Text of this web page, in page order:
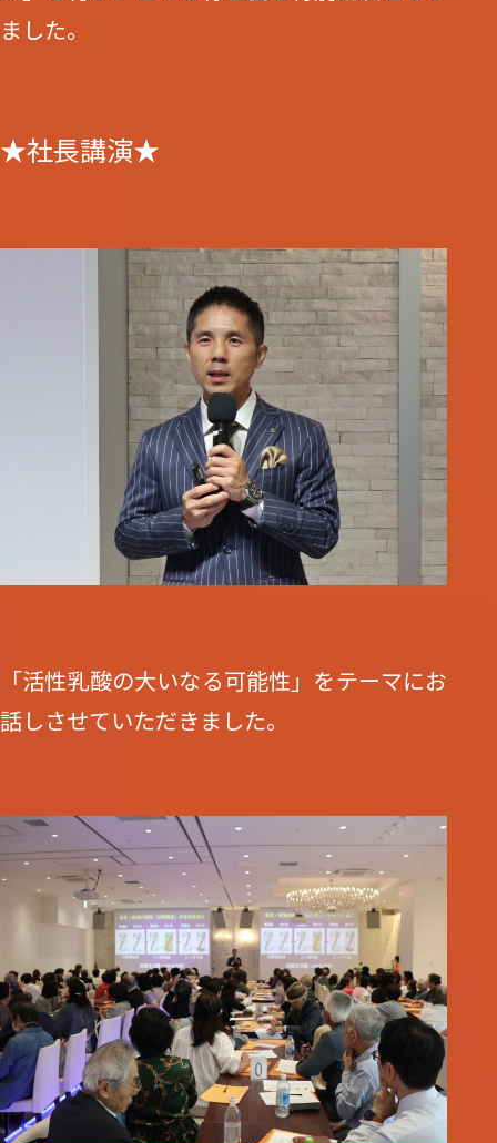
ました。
★社長講演★
「活性乳酸の大いなる可能性」をテーマにお
話しさせていただきました。